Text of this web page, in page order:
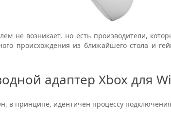
не возникает, но есть производители,
происхождения из ближайшего стола и
адаптер Xbox для
в принципе, идентичен процессу